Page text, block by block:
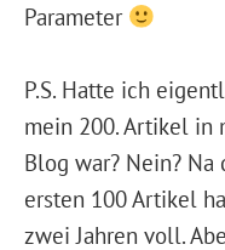
Parameter
P.S. Hatte ich
mein 200. Artikel in
Blog war? Nein?
ersten 100 Artikel
zwei Jahren voll.